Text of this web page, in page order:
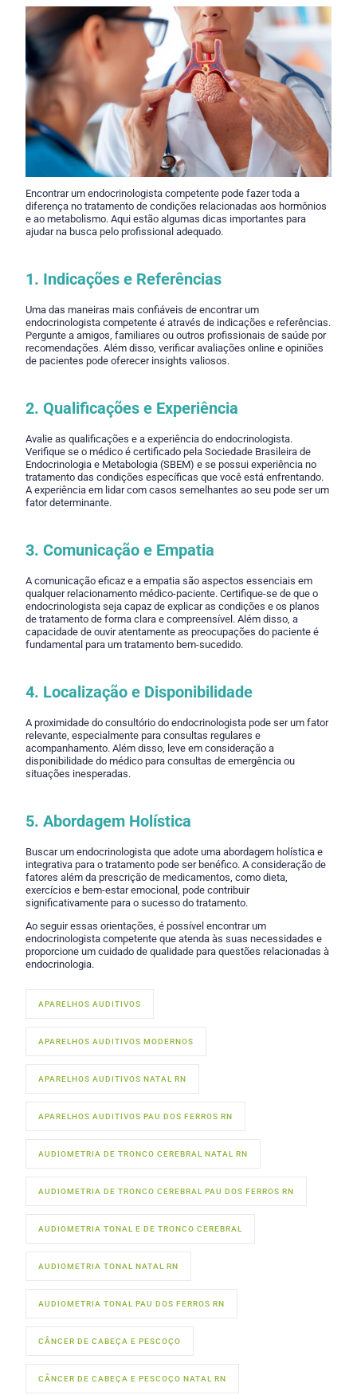
Encontrar um endocrinologista competente pode fazer toda a
diferença no tratamento de condições relacionadas aos hormônios
e ao metabolismo. Aqui estão algumas dicas importantes para
ajudar na busca pelo profissional adequado.
1. Indicações e Referências
Uma das maneiras mais confiáveis de encontrar um
endocrinologista competente é através de indicações e referências.
Pergunte a amigos, familiares ou outros profissionais de saúde por
recomendações. Além disso, verificar avaliações online e opiniões
de pacientes pode oferecer insights valiosos.
2. Qualificações e Experiência
Avalie as qualificações e a experiência do endocrinologista.
Verifique se o médico é certificado pela Sociedade Brasileira de
Endocrinologia e Metabologia (SBEM) e se possui experiência no
tratamento das condições específicas que você está enfrentando.
A experiência em lidar com casos semelhantes ao seu pode ser um
fator determinante.
3. Comunicação e Empatia
A comunicação eficaz e a empatia são aspectos essenciais em
qualquer relacionamento médico-paciente. Certifique-se de que o
endocrinologista seja capaz de explicar as condições e os planos
de tratamento de forma clara e compreensível. Além disso, a
capacidade de ouvir atentamente as preocupações do paciente é
fundamental para um tratamento bem-sucedido.
4. Localização e Disponibilidade
A proximidade do consultório do endocrinologista pode ser um fator
relevante, especialmente para consultas regulares e
acompanhamento. Além disso, leve em consideração a
disponibilidade do médico para consultas de emergência ou
situações inesperadas.
5. Abordagem Holística
Buscar um endocrinologista que adote uma abordagem holística e
integrativa para o tratamento pode ser benéfico. A consideração de
fatores além da prescrição de medicamentos, como dieta,
exercícios e bem-estar emocional, pode contribuir
significativamente para o sucesso do tratamento.
Ao seguir essas orientações, é possível encontrar um
endocrinologista competente que atenda às suas necessidades e
proporcione um cuidado de qualidade para questões relacionadas à
endocrinologia.
APARELHOS AUDITIVOS
APARELHOS AUDITIVOS MODERNOS
APARELHOS AUDITIVOS NATAL RN
APARELHOS AUDITIVOS PAU DOS FERROS RN
AUDIOMETRIA DE TRONCO CEREBRAL NATAL RN
AUDIOMETRIA DE TRONCO CEREBRAL PAU DOS FERROS RN
AUDIOMETRIA TONAL E DE TRONCO CEREBRAL
AUDIOMETRIA TONAL NATAL RN
AUDIOMETRIA TONAL PAU DOS FERROS RN
CÂNCER DE CABEÇA E PESCOÇO
CÂNCER DE CABEÇA E PESCOÇO NATAL RN